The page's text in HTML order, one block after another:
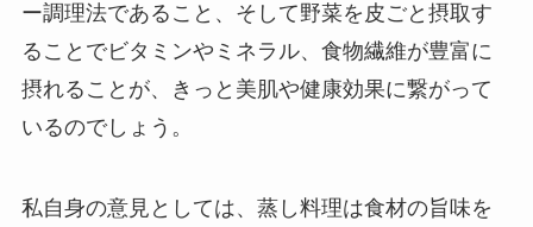
ー調理法であること、そして野菜を皮ごと摂取す
ることでビタミンやミネラル、食物繊維が豊富に
摂れることが、きっと美肌や健康効果に繋がって
いるのでしょう。
私自身の意見としては、蒸し料理は食材の旨味を